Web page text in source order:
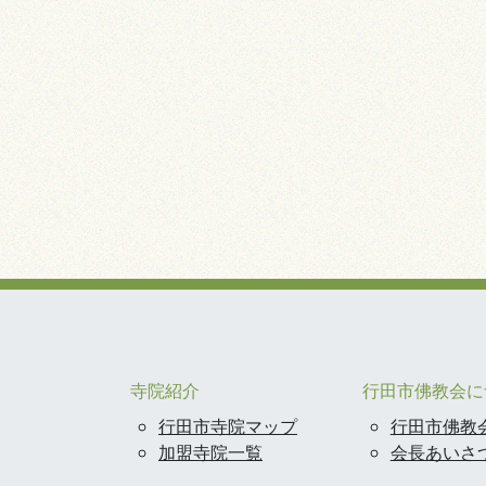
寺院紹介
行田市寺院マップ
加盟寺院一覧
行田市佛教会
行田市佛教
会長あいさ